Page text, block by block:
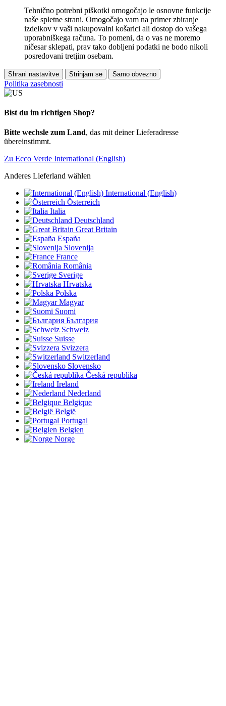
Tehnično potrebni piškotki omogočajo le osnovne funkcije
naše spletne strani. Omogočajo vam na primer zbiranje
izdelkov v vaši nakupovalni košarici ali dostop do vašega
uporabniškega računa. To pomeni, da o vas ne moremo
ničesar sklepati, prav tako dobljeni podatki ne bodo nikoli
posredovani tretjim osebam.
Shrani nastavitve Strinjam se Samo obvezno
Politika zasebnosti
Bist du im richtigen Shop?
Bitte wechsle zum Land, das mit deiner Lieferadresse
übereinstimmt.
Zu Ecco Verde International (English)
Anderes Lieferland wählen
International (English)
Österreich
Italia
Deutschland
Great Britain
España
Slovenija
France
România
Sverige
Hrvatska
Polska
Magyar
Suomi
България
Schweiz
Suisse
Svizzera
Switzerland
Slovensko
Česká republika
Ireland
Nederland
Belgique
België
Portugal
Belgien
Norge